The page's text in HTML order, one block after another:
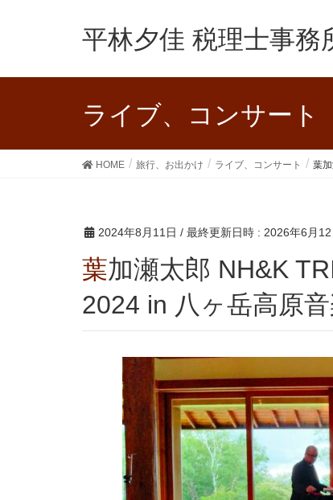
平林夕佳 税理士事務
ライブ、コンサート
HOME 旅行、お出かけ ライブ、コンサート 葉
2024年8月11日 / 最終更新日時 : 2026年6月12
葉加瀬太郎 NH&K TRIO サマーリゾートコンサート
2024 in 八ヶ岳高原